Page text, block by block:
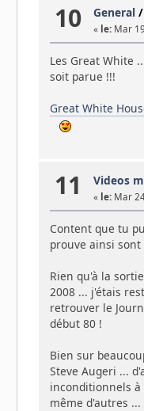
10 General /
« le: Mar
Les Great White
soit parue !!!
Great White
11 Videos
« le: Mar
Content que tu
prouve ainsi
Rien qu'à la
2008 ... j'étais
retrouver le
début 80 !
Bien sur
Steve Augeri ...
inconditionnels à
même d'autres